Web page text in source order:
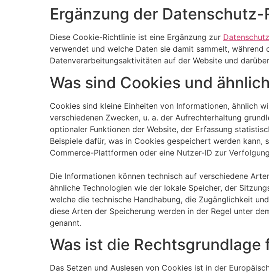
Ergänzung der
Diese Cookie-Richtlinie ist eine Ergänzung zur
verwendet und welche Daten sie damit sammelt,
Datenverarbeitungsaktivitäten auf der Website und
Was sind Cookies und
Cookies sind kleine Einheiten von Informationen, ähnlich
verschiedenen Zwecken, u. a. der Aufrechterhaltung
optionaler Funktionen der Website, der Erfassung
Beispiele dafür, was in Cookies gespeichert werden
Commerce-Plattformen oder eine Nutzer-ID zur
Die Informationen können technisch auf verschiedene
ähnliche Technologien wie der lokale Speicher, der
welche die technische Handhabung, die Zugänglichkeit
diese Arten der Speicherung werden in der Regel unter
genannt.
Was ist die
Das Setzen und Auslesen von Cookies ist in der